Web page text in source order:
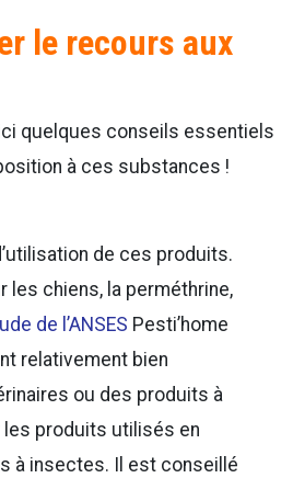
le recours aux
quelques conseils essentiels
à ces substances !
de ces produits.
les chiens, la perméthrine,
de l’ANSES Pesti’home
relativement bien
ou des produits à
les produits utilisés en
à insectes. Il est conseillé